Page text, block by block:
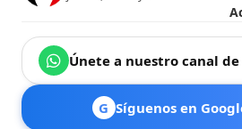
Únete a nuestro canal
G Síguenos en